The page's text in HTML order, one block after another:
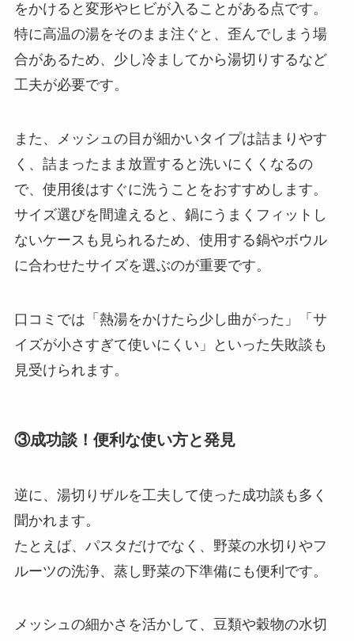
をかけると変形やヒビが入ることがある点です。
特に高温の湯をそのまま注ぐと、歪んでしまう場
合があるため、少し冷ましてから湯切りするなど
工夫が必要です。
また、メッシュの目が細かいタイプは詰まりやす
く、詰まったまま放置すると洗いにくくなるの
で、使用後はすぐに洗うことをおすすめします。
サイズ選びを間違えると、鍋にうまくフィットし
ないケースも見られるため、使用する鍋やボウル
に合わせたサイズを選ぶのが重要です。
口コミでは「熱湯をかけたら少し曲がった」「サ
イズが小さすぎて使いにくい」といった失敗談も
見受けられます。
③成功談！便利な使い方と発見
逆に、湯切りザルを工夫して使った成功談も多く
聞かれます。
たとえば、パスタだけでなく、野菜の水切りやフ
ルーツの洗浄、蒸し野菜の下準備にも便利です。
メッシュの細かさを活かして、豆類や穀物の水切